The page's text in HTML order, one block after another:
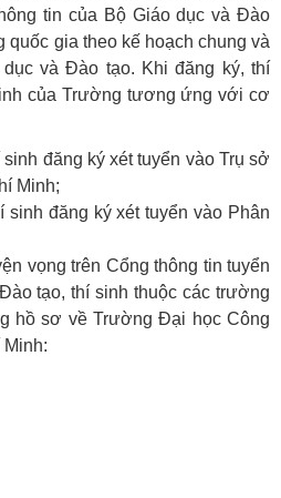
tin của Bộ Giáo dục và Đào
quốc gia theo kế hoạch chung và
và Đào tạo. Khi đăng ký, thí
của Trường tương ứng với cơ
đăng ký xét tuyển vào Trụ sở
Minh;
đăng ký xét tuyển vào Phân
vọng trên Cổng thông tin tuyển
tạo, thí sinh thuộc các trường
hồ sơ về Trường Đại học Công